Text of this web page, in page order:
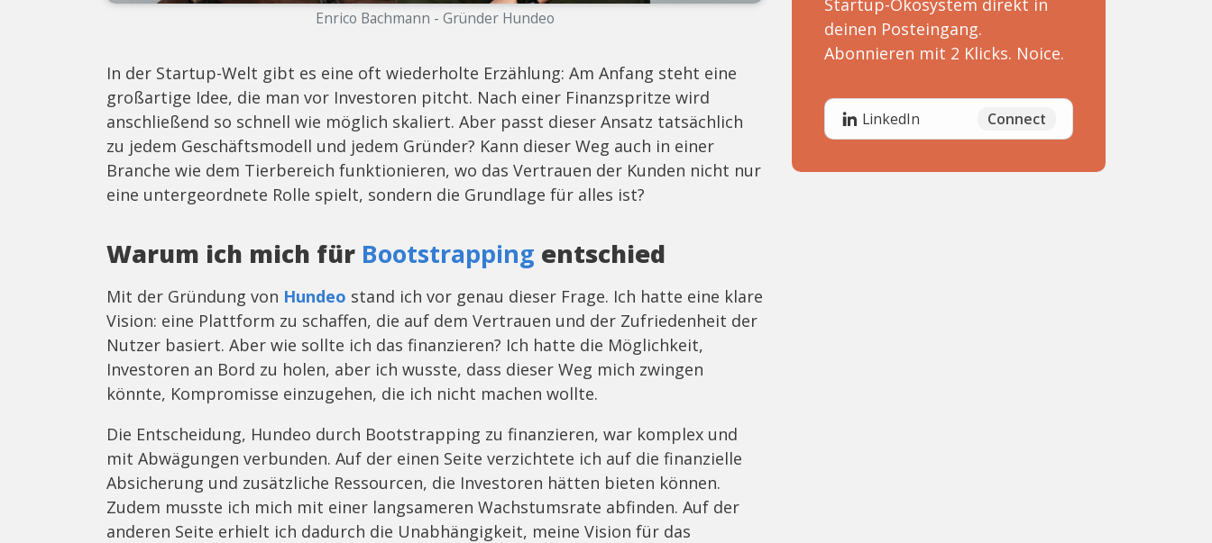
Enrico Bachmann - Gründer Hundeo
In der Startup-Welt gibt es eine oft wiederholte Erzählung: Am Anfang steht eine
großartige Idee, die man vor Investoren pitcht. Nach einer Finanzspritze wird
anschließend so schnell wie möglich skaliert. Aber passt dieser Ansatz tatsächlich
zu jedem Geschäftsmodell und jedem Gründer? Kann dieser Weg auch in einer
Branche wie dem Tierbereich funktionieren, wo das Vertrauen der Kunden nicht nur
eine untergeordnete Rolle spielt, sondern die Grundlage für alles ist?
Warum ich mich für Bootstrapping entschied
Mit der Gründung von Hundeo stand ich vor genau dieser Frage. Ich hatte eine klare
Vision: eine Plattform zu schaffen, die auf dem Vertrauen und der Zufriedenheit der
Nutzer basiert. Aber wie sollte ich das finanzieren? Ich hatte die Möglichkeit,
Investoren an Bord zu holen, aber ich wusste, dass dieser Weg mich zwingen
könnte, Kompromisse einzugehen, die ich nicht machen wollte.
Die Entscheidung, Hundeo durch Bootstrapping zu finanzieren, war komplex und
mit Abwägungen verbunden. Auf der einen Seite verzichtete ich auf die finanzielle
Absicherung und zusätzliche Ressourcen, die Investoren hätten bieten können.
Zudem musste ich mich mit einer langsameren Wachstumsrate abfinden. Auf der
anderen Seite erhielt ich dadurch die Unabhängigkeit, meine Vision für das
Startup-Ökosystem direkt in
deinen Posteingang.
Abonnieren mit 2 Klicks. Noice.
LinkedIn Connect